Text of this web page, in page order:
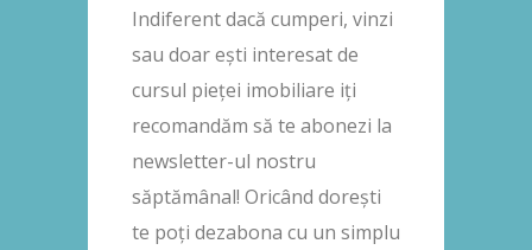
Indiferent dacă cumperi, vinzi
sau doar ești interesat de
cursul pieței imobiliare iți
recomandăm să te abonezi la
newsletter-ul nostru
săptămânal! Oricând dorești
te poți dezabona cu un simplu